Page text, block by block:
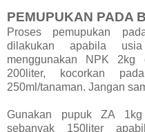
PEMUPUKAN PADA
Proses pemupukan
dilakukan apabila
menggunakan NPK 2kg
200liter, kocorkan
250ml/tanaman. Jangan
Gunakan pupuk ZA
sebanyak 150liter